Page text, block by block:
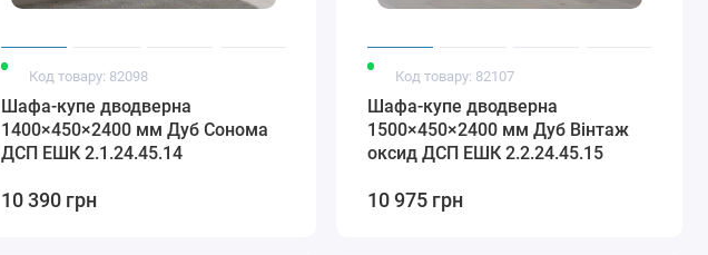
Код товару: 82098
Шафа-купе дводверна
1400×450×2400 мм Дуб Сонома
ДСП EШК 2.1.24.45.14
10 390 грн
Код товару: 82107
Шафа-купе дводверна
1500×450×2400 мм Дуб Вінтаж
оксид ДСП EШК 2.2.24.45.15
10 975 грн